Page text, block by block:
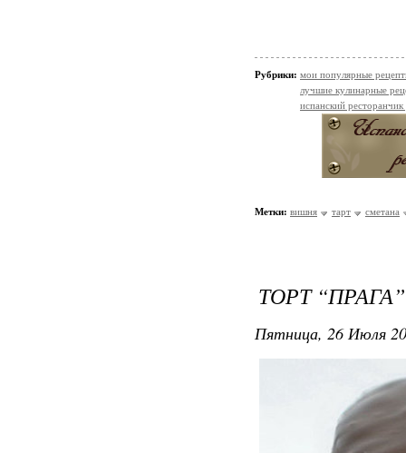
Рубрики: мои популярные
лучшие кулинарные
испанский
Метки: вишня тарт сметана
ТОРТ “ПРАГА”
Пятница, 26 Июля